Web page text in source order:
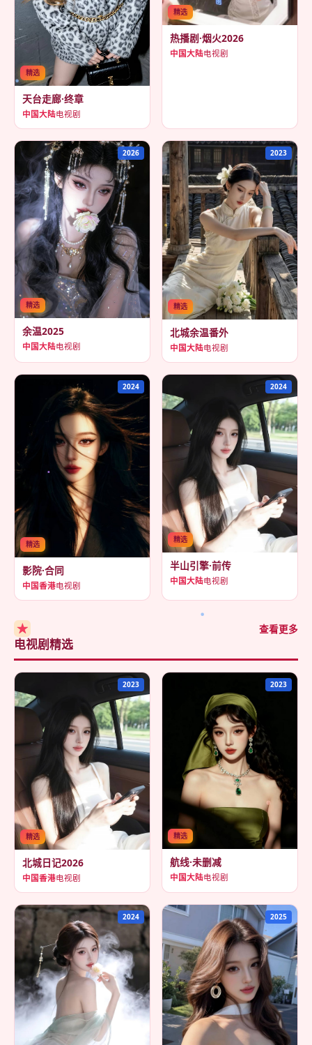
精选
天台走廊·终章
中国大陆电视剧
精选
热播剧·烟火2026
中国大陆电视剧
精选
2026
余温2025
中国大陆电视剧
精选
2023
北城余温番外
中国大陆电视剧
精选
2024
影院·合同
中国香港电视剧
精选
2024
半山引擎·前传
中国大陆电视剧
★
电视剧精选
查看更多
精选
2023
北城日记2026
中国香港电视剧
精选
2023
航线·未删减
中国大陆电视剧
2024 2025